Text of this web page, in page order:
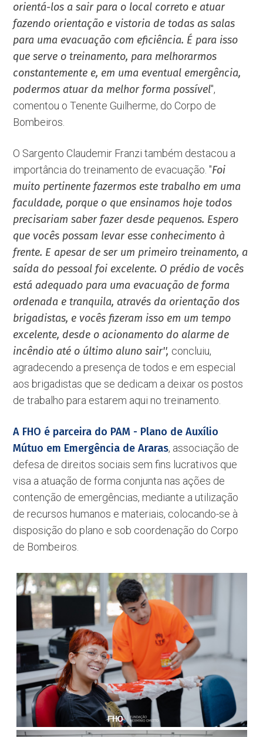
orientá-los a sair para o local correto e atuar
fazendo orientação e vistoria de todas as salas
para uma evacuação com eficiência. É para isso
que serve o treinamento, para melhorarmos
constantemente e, em uma eventual emergência,
podermos atuar da melhor forma possível'',
comentou o Tenente Guilherme, do Corpo de
Bombeiros.
O Sargento Claudemir Franzi também destacou a
importância do treinamento de evacuação. ''Foi
muito pertinente fazermos este trabalho em uma
faculdade, porque o que ensinamos hoje todos
precisariam saber fazer desde pequenos. Espero
que vocês possam levar esse conhecimento à
frente. E apesar de ser um primeiro treinamento, a
saída do pessoal foi excelente. O prédio de vocês
está adequado para uma evacuação de forma
ordenada e tranquila, através da orientação dos
brigadistas, e vocês fizeram isso em um tempo
excelente, desde o acionamento do alarme de
incêndio até o último aluno sair'', concluiu,
agradecendo a presença de todos e em especial
aos brigadistas que se dedicam a deixar os postos
de trabalho para estarem aqui no treinamento.
A FHO é parceira do PAM - Plano de Auxílio
Mútuo em Emergência de Araras, associação de
defesa de direitos sociais sem fins lucrativos que
visa a atuação de forma conjunta nas ações de
contenção de emergências, mediante a utilização
de recursos humanos e materiais, colocando-se à
disposição do plano e sob coordenação do Corpo
de Bombeiros.